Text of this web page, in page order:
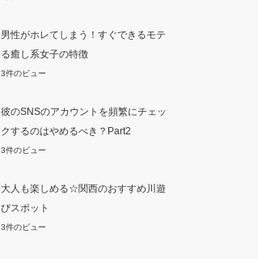
男性がホレてしまう！すぐできるモテ
る癒し系女子の特徴
3件のビュー
彼のSNSのアカウントを頻繁にチェッ
クするのはやめるべき？Part2
3件のビュー
大人も楽しめる☆関西のおすすめ川遊
びスポット
3件のビュー